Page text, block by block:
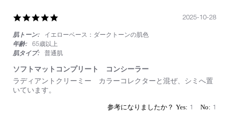
rating
肌トーン:
イエローベース：ダークトーンの肌色
年齢:
65歳以上
肌タイプ:
普通肌
ソフトマットコンプリート コンシーラー
Review
by
review
stating
ラディアントクリーミー カラーコレクターと混ぜ、シミへ置
いています。
2025-10-28
1 1